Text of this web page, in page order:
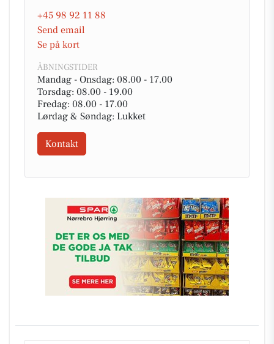
+45 98 92 11 88
Send email
Se på kort
ÅBNINGSTIDER
Mandag - Onsdag: 08.00 - 17.00
Torsdag: 08.00 - 19.00
Fredag: 08.00 - 17.00
Lørdag & Søndag: Lukket
Kontakt